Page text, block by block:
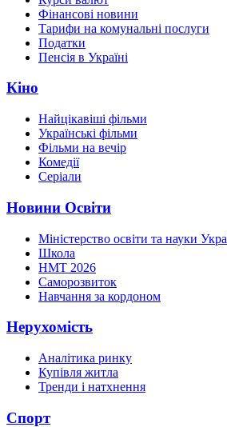
Фінансові новини
Тарифи на комунальні послуги
Податки
Пенсія в Україні
Кіно
Найцікавіші фільми
Українські фільми
Фільми на вечір
Комедії
Серіали
Новини Освіти
Міністерство освіти та науки
Школа
НМТ 2026
Саморозвиток
Навчання за кордоном
Нерухомість
Аналітика ринку
Купівля житла
Тренди і натхнення
Спорт